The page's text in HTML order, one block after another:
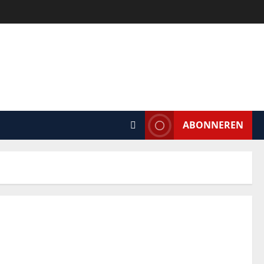
ABONNEREN